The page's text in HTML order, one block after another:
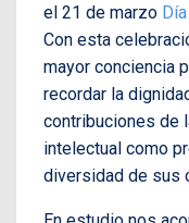
el 21 de marzo
Con esta
mayor conciencia
recordar la
contribuciones de
intelectual como
diversidad de sus